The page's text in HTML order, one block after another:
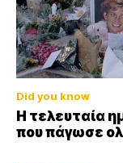
Did you know
Η τελευταία
που πάγωσε